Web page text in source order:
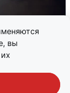
вы